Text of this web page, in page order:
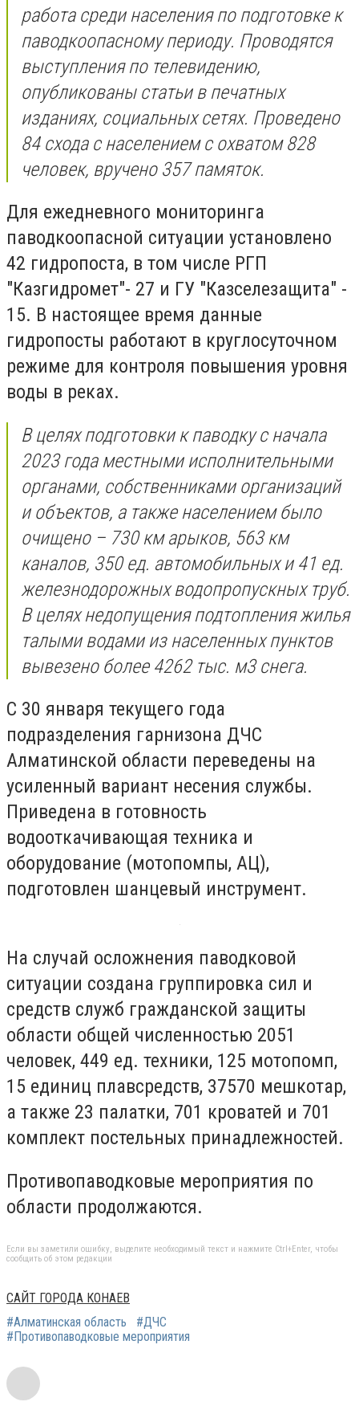
работа среди населения по подготовке к
паводкоопасному периоду. Проводятся
выступления по телевидению,
опубликованы статьи в печатных
изданиях, социальных сетях. Проведено
84 схода с населением с охватом 828
человек, вручено 357 памяток.
Для ежедневного мониторинга
паводкоопасной ситуации установлено
42 гидропоста, в том числе РГП
"Казгидромет"- 27 и ГУ "Казселезащита" -
15. В настоящее время данные
гидропосты работают в круглосуточном
режиме для контроля повышения уровня
воды в реках.
В целях подготовки к паводку с начала
2023 года местными исполнительными
органами, собственниками организаций
и объектов, а также населением было
очищено – 730 км арыков, 563 км
каналов, 350 ед. автомобильных и 41 ед.
железнодорожных водопропускных труб.
В целях недопущения подтопления жилья
талыми водами из населенных пунктов
вывезено более 4262 тыс. м3 снега.
С 30 января текущего года
подразделения гарнизона ДЧС
Алматинской области переведены на
усиленный вариант несения службы.
Приведена в готовность
водооткачивающая техника и
оборудование (мотопомпы, АЦ),
подготовлен шанцевый инструмент.
На случай осложнения паводковой
ситуации создана группировка сил и
средств служб гражданской защиты
области общей численностью 2051
человек, 449 ед. техники, 125 мотопомп,
15 единиц плавсредств, 37570 мешкотар,
а также 23 палатки, 701 кроватей и 701
комплект постельных принадлежностей.
Противопаводковые мероприятия по
области продолжаются.
Если вы заметили ошибку, выделите необходимый текст и нажмите Ctrl+Enter, чтобы
сообщить об этом редакции
САЙТ ГОРОДА КОНАЕВ
#Алматинская область
#ДЧС
#Противопаводковые мероприятия